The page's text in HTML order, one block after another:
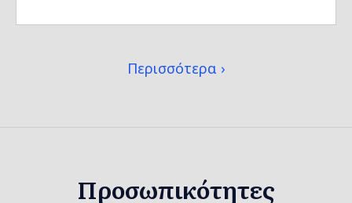
Περισσότερα
Προσωπικότητες